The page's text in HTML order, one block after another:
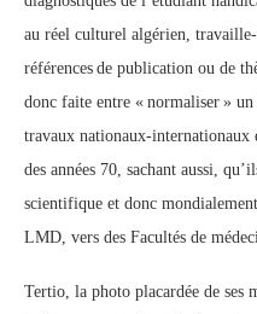
au réel culturel algérien,
références de publication ou de
donc faite entre « normaliser » un
travaux nationaux-internationaux
des années 70, sachant aussi,
scientifique et donc
LMD, vers des Facultés de
Tertio, la photo placardée de ses